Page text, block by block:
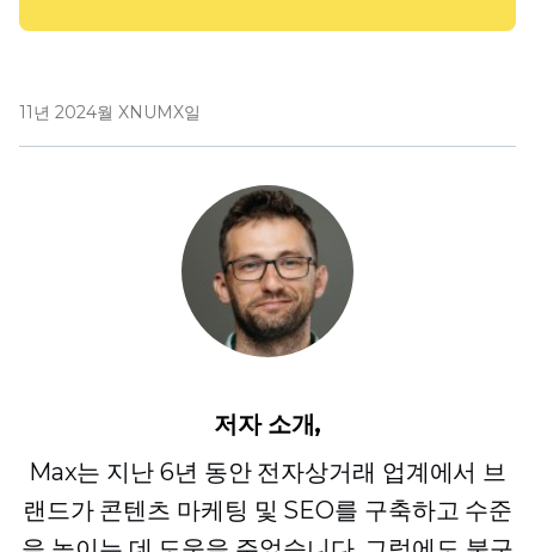
11년 2024월 XNUMX일
저자 소개,
Max는 지난 6년 동안 전자상거래 업계에서 브
랜드가 콘텐츠 마케팅 및 SEO를 구축하고 수준